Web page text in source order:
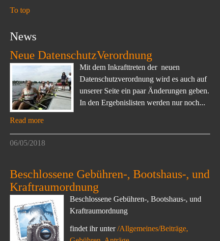
To top
News
Neue DatenschutzVerordnung
Mit dem Inkrafttreten der neuen
Datenschutzverordnung wird es auch auf
unserer Seite ein paar Änderungen geben.
In den Ergebnislisten werden nur noch...
Read more
06/05/2018
Beschlossene Gebühren-, Bootshaus-, und
Kraftraumordnung
Beschlossene Gebühren-, Bootshaus-, und
Kraftraumordnung
findet ihr unter/Allgemeines/Beiträge,